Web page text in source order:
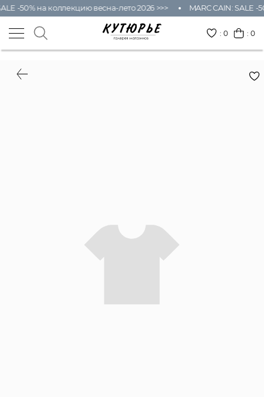
-50% на коллекцию весна-лето 2026 >>> MARC CAIN: SALE
:0 : 0